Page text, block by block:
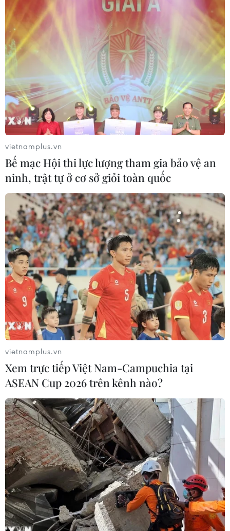
vietnamplus.vn
Bế mạc Hội thi lực lượng tham gia bảo vệ an
ninh, trật tự ở cơ sở giỏi toàn quốc
vietnamplus.vn
Xem trực tiếp Việt Nam-Campuchia tại
ASEAN Cup 2026 trên kênh nào?